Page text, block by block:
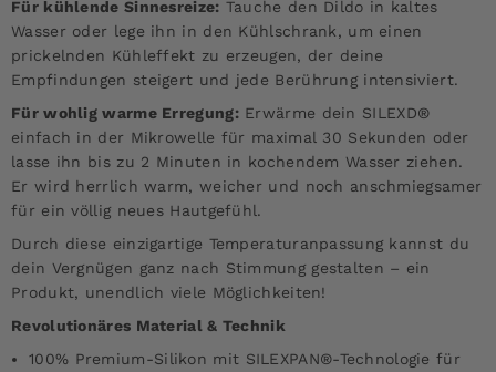
Für kühlende Sinnesreize: Tauche den Dildo in kaltes
Wasser oder lege ihn in den Kühlschrank, um einen
prickelnden Kühleffekt zu erzeugen, der deine
Empfindungen steigert und jede Berührung intensiviert.
Für wohlig warme Erregung:Erwärme dein SILEXD®
einfach in der Mikrowelle für maximal 30 Sekunden oder
lasse ihn bis zu 2 Minuten in kochendem Wasser ziehen.
Er wird herrlich warm, weicher und noch anschmiegsamer
für ein völlig neues Hautgefühl.
Durch diese einzigartige Temperaturanpassung kannst du
dein Vergnügen ganz nach Stimmung gestalten – ein
Produkt, unendlich viele Möglichkeiten!
Revolutionäres Material & Technik
100% Premium-Silikon mit SILEXPAN®-Technologie für